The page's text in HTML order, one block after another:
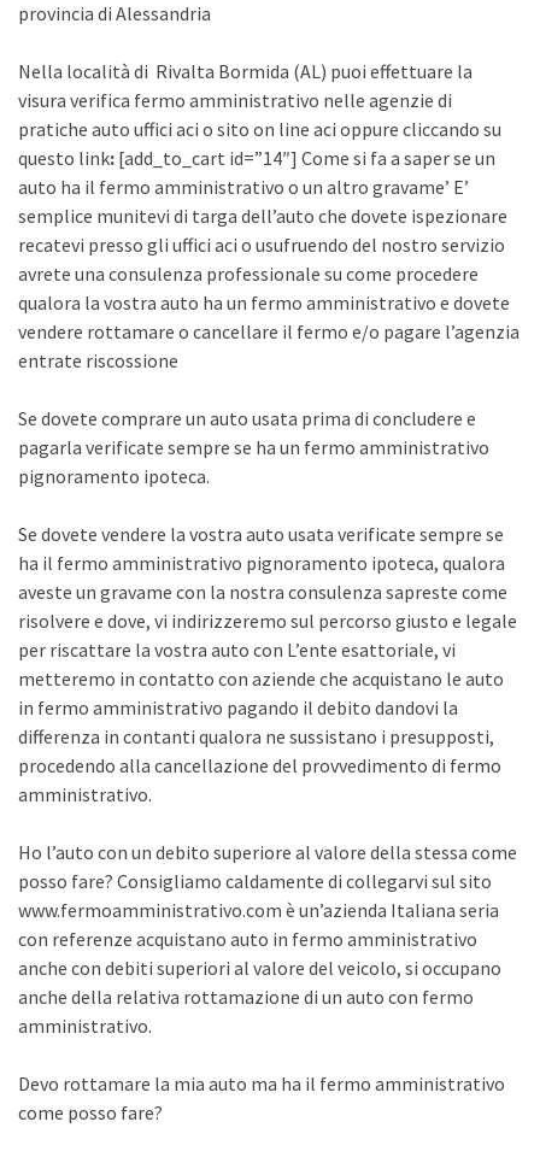
provincia di Alessandria
Nella località di Rivalta Bormida (AL) puoi effettuare la
visura verifica fermo amministrativo nelle agenzie di
pratiche auto uffici aci o sito on line aci oppure cliccando su
questo link: [add_to_cart id=”14″] Come si fa a saper se un
auto ha il fermo amministrativo o un altro gravame’ E’
semplice munitevi di targa dell’auto che dovete ispezionare
recatevi presso gli uffici aci o usufruendo del nostro servizio
avrete una consulenza professionale su come procedere
qualora la vostra auto ha un fermo amministrativo e dovete
vendere rottamare o cancellare il fermo e/o pagare l’agenzia
entrate riscossione
Se dovete comprare un auto usata prima di concludere e
pagarla verificate sempre se ha un fermo amministrativo
pignoramento ipoteca.
Se dovete vendere la vostra auto usata verificate sempre se
ha il fermo amministrativo pignoramento ipoteca, qualora
aveste un gravame con la nostra consulenza sapreste come
risolvere e dove, vi indirizzeremo sul percorso giusto e legale
per riscattare la vostra auto con L’ente esattoriale, vi
metteremo in contatto con aziende che acquistano le auto
in fermo amministrativo pagando il debito dandovi la
differenza in contanti qualora ne sussistano i presupposti,
procedendo alla cancellazione del provvedimento di fermo
amministrativo.
Ho l’auto con un debito superiore al valore della stessa come
posso fare? Consigliamo caldamente di collegarvi sul sito
www.fermoamministrativo.com è un’azienda Italiana seria
con referenze acquistano auto in fermo amministrativo
anche con debiti superiori al valore del veicolo, si occupano
anche della relativa rottamazione di un auto con fermo
amministrativo.
Devo rottamare la mia auto ma ha il fermo amministrativo
come posso fare?